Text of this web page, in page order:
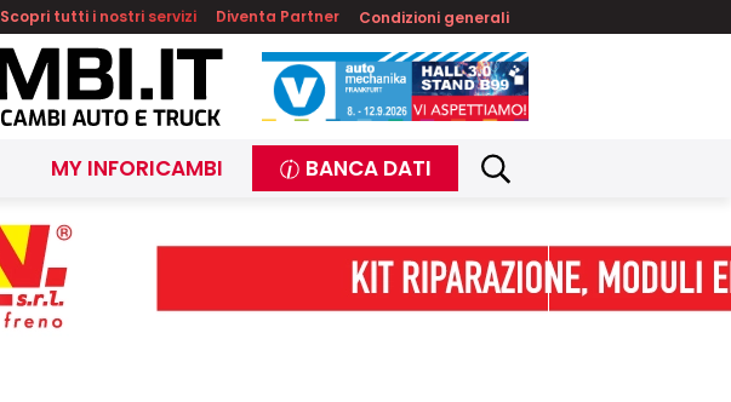
Scopri tutti i nostri servizi Diventa Partner Condizioni generali
MY INFORICAMBI BANCA DATI